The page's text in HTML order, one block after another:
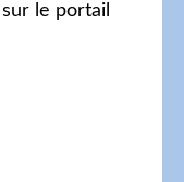
sur le portail